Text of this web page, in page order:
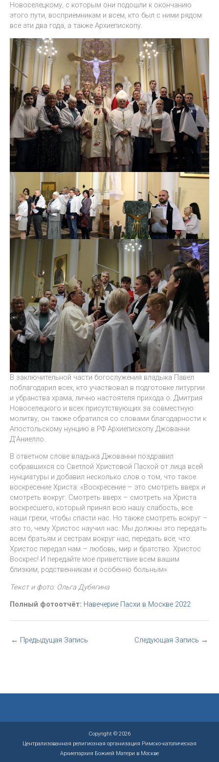
Новоселецкому, с которым они подошли к окончанию
этого пути, восприемникам и всем, кто был с ними рядом
все эти два года, а также Архиепископу.
В заключительной части богослужения владыка Павел
поблагодарил всех, кто участвовал в подготовке литургии
и убранства храма, лично настоятеля прихода о. Дмитрия
Новоселецкого и всех присутствующих за совместную
молитву, он также обратился со словами благодарности к
Апостольскому нунцию в РФ Архиепископу Джованни
Д’Аниелло.
В ответном слове владыка Джованни поздравил
собравшихся со Светлой Христовой Пасхой от лица всей
нунциатуры и добавил несколько слов о том, что такое
воскресение Христа: «Воскресение – это смотреть вверх и
смотреть вокруг. Смотреть вверх – смотреть на Христа
воскресшего, который принял всю нашу слабость, все
наши грехи, чтобы спасти нас. Но также смотреть вокруг –
это то, чему Христос научил нас. Мы должны это передать
всем братьям и сестрам вокруг нас, передать все, что
Христос передал нам – любовь, мир и братство. Христос
Воскрес! И передайте мое приветствие всем вашим
близким, родственникам и особенно больным».
Текст и фото: Ольга Дубягина
Полный фотоотчёт: Навечерие Пасхи в Москве 2022
← Предыдущая Запись Следующая Запись →
Copyright © 2026
Централизованная религиозная организация Римско-католическая
Архиепархия Божией Матери в Москве